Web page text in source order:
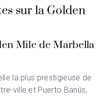
sur la Golden
Mile de Marbella
la plus prestigieuse de
ville et Puerto Banús,